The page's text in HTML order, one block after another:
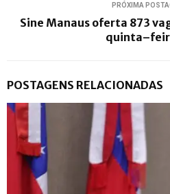
PRÓXIMA
Sine Manaus oferta 873
POSTAGENS RELACIONADAS